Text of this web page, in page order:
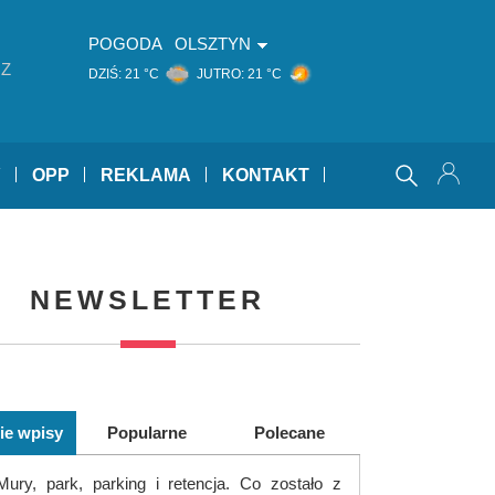
POGODA OLSZTYN
DZIŚ: 21 °C JUTRO: 21 °C
OPP REKLAMA KONTAKT
NEWSLETTER
wpisy Popularne Polecane
park, parking i retencja. Co zostało z